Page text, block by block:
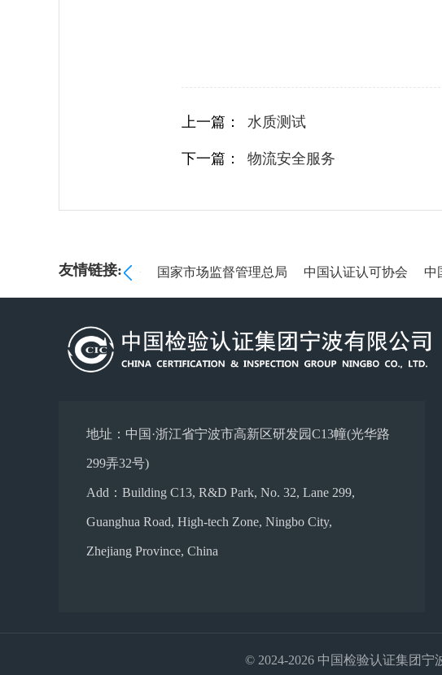
上一篇： 水质测试
下一篇： 物流安全服务
友情链接:
理委员会 海关总署 国家市场监督管理总局 中国认证认可协会 中
地址：中国·浙江省宁波市高新区研发园C13幢(光华路
299弄32号)
Add：Building C13, R&D Park, No. 32, Lane 299,
Guanghua Road, High-tech Zone, Ningbo City,
Zhejiang Province, China
© 2024-2026 中国检验认证集团宁